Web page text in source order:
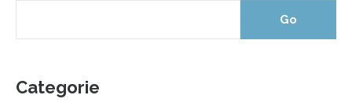
Categorie